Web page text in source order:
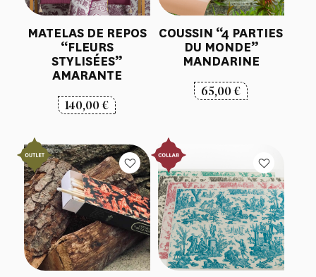
MATELAS DE REPOS
“FLEURS
STYLISÉES”
AMARANTE
140,00€
COUSSIN “4 PARTIES
DU MONDE”
MANDARINE
65,00€